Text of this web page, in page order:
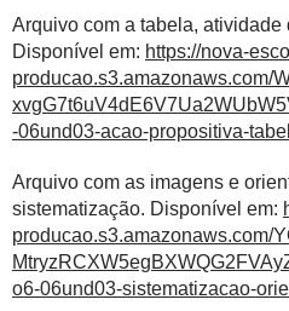
Arquivo com a tabela, atividade
Disponível em: https://nova-
producao.s3.amazonaws.com/
-06und03-acao-propositiva-
Arquivo com as imagens e
sistematização. Disponível em:
producao.s3.amazonaws.com/
o6-06und03-sistematizacao-